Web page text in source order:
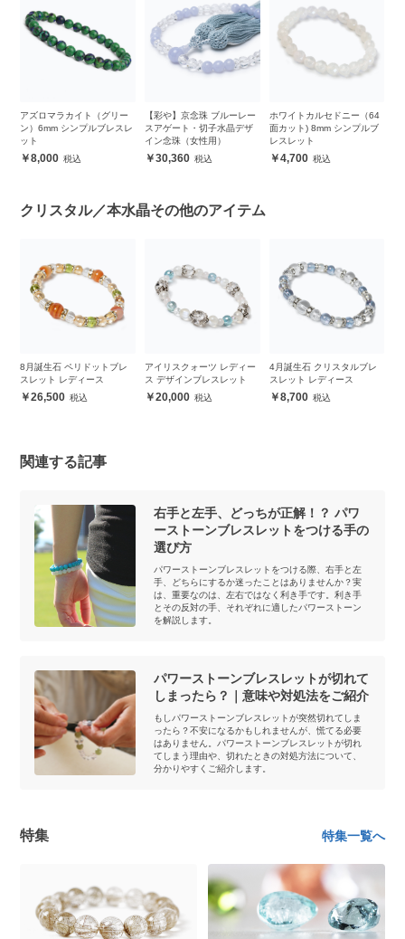
アズロマラカイト（グリー
ン）6mm シンプルブレスレ
ット
8,000
【彩や】京念珠 ブルーレー
スアゲート・切子水晶デザ
イン念珠（女性用）
30,360
ホワイトカルセドニー（64
面カット) 8mm シンプルブ
レスレット
4,700
クリスタル／本水晶その他のアイテム
8月誕生石 ペリドットブレ
スレット レディース
26,500
アイリスクォーツ レディー
ス デザインブレスレット
20,000
4月誕生石 クリスタルブレ
スレット レディース
8,700
関連する記事
右手と左手、どっちが正解！？ パワ
ーストーンブレスレットをつける手の
選び方
パワーストーンブレスレットをつける際、右手と左
手、どちらにするか迷ったことはありませんか？実
は、重要なのは、左右ではなく利き手です。利き手
とその反対の手、それぞれに適したパワーストーン
を解説します。
パワーストーンブレスレットが切れて
しまったら？｜意味や対処法をご紹介
もしパワーストーンブレスレットが突然切れてしま
ったら？不安になるかもしれませんが、慌てる必要
はありません。パワーストーンブレスレットが切れ
てしまう理由や、切れたときの対処方法について、
分かりやすくご紹介します。
特集 特集一覧へ